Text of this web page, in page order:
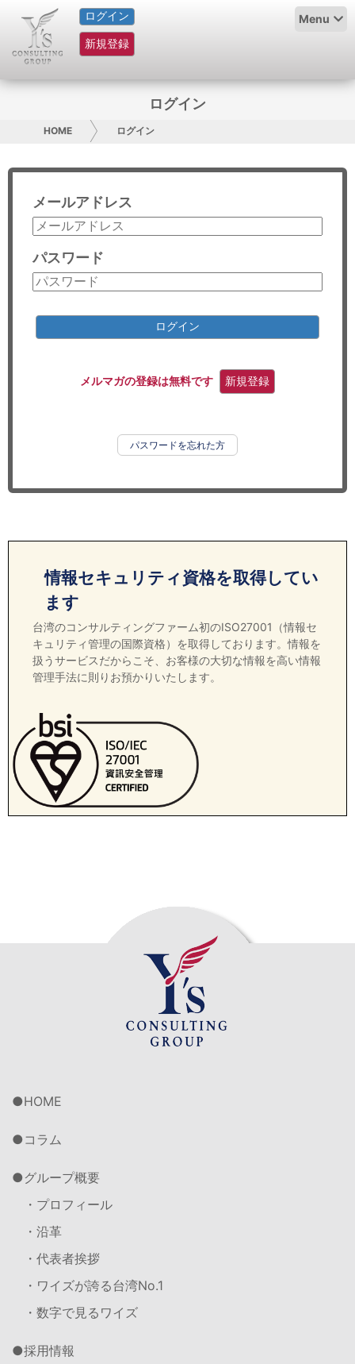
ログイン
新規登録
Menu
HOME
サービス紹介
グループ概要
採用情報
お問い合わせ
コンサルティング
リサーチ
ログイン
HOME ログイン
メールアドレス
パスワード
ログイン
メルマガの登録は無料です 新規登録
パスワードを忘れた方
情報セキュリティ資格を取得してい
ます
台湾のコンサルティングファーム初のISO27001（情報セ
キュリティ管理の国際資格）を取得しております。情報を
扱うサービスだからこそ、お客様の大切な情報を高い情報
管理手法に則りお預かりいたします。
HOME
コラム
グループ概要
・プロフィール
・沿革
・代表者挨拶
・ワイズが誇る台湾No.1
・数字で見るワイズ
採用情報